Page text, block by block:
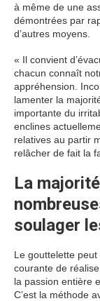
à même de une
démontrées par
d’autres moyens.
« Il convient
chacun connaît
appréhension.
lamenter la
importante du
enclines
relatives au partir
relâcher de fait la
La
soulager
Le gouttelette
courante de
la passion entière
C’est la méthode